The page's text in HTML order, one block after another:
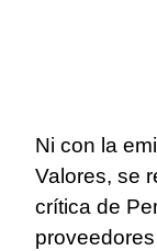
Ni con la
Valores, se
crítica de